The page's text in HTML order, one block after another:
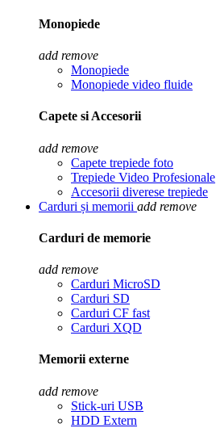
Monopiede
add remove
Monopiede
Monopiede video fluide
Capete si Accesorii
add remove
Capete trepiede foto
Trepiede Video Profesionale
Accesorii diverese trepiede
Carduri și memorii add remove
Carduri de memorie
add remove
Carduri MicroSD
Carduri SD
Carduri CF fast
Carduri XQD
Memorii externe
add remove
Stick-uri USB
HDD Extern